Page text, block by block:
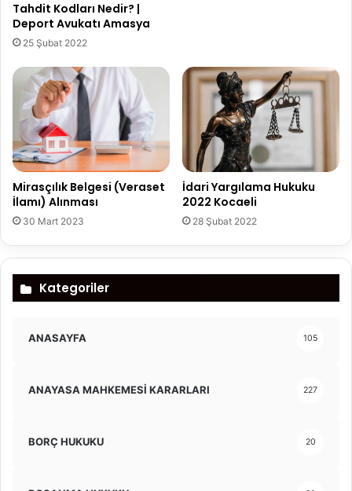
Tahdit Kodları Nedir? |
Deport Avukatı Amasya
25 Şubat 2022
Mirasçılık Belgesi (Veraset
İlamı) Alınması
30 Mart 2023
İdari Yargılama Hukuku
2022 Kocaeli
28 Şubat 2022
Kategoriler
ANASAYFA 105
ANAYASA MAHKEMESİ KARARLARI 227
BORÇ HUKUKU 20